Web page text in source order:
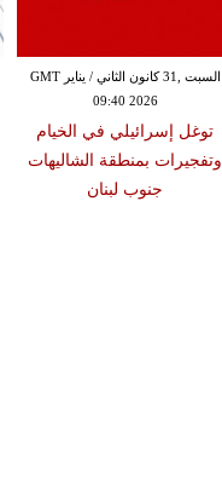
السبت ,31 كانون الثاني / يناير GMT
09:40 2026
توغل إسرائيلي في الخيام
وتفجيرات بمنطقة الشاليهات
جنوب لبنان